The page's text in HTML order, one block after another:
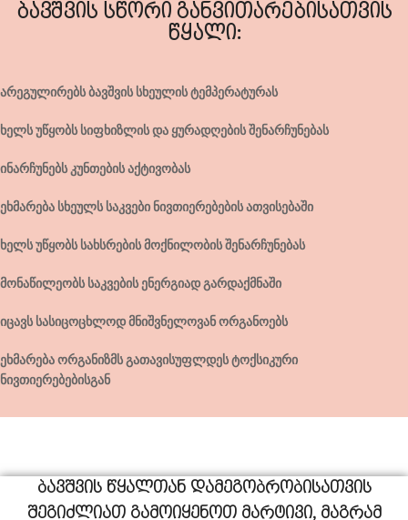
ბავშვის სწორი განვითარებისათვის
წყალი:
არეგულირებს ბავშვის სხეულის ტემპერატურას
ხელს უწყობს სიფხიზლის და ყურადღების შენარჩუნებას
ინარჩუნებს კუნთების აქტივობას
ეხმარება სხეულს საკვები ნივთიერებების ათვისებაში
ხელს უწყობს სახსრების მოქნილობის შენარჩუნებას
მონაწილეობს საკვების ენერგიად გარდაქმნაში
იცავს სასიცოცხლოდ მნიშვნელოვან ორგანოებს
ეხმარება ორგანიზმს გათავისუფლდეს ტოქსიკური
ნივთიერებებისგან
ბავშვის წყალთან დამეგობრობისათვის
შეგიძლიათ გამოიყენოთ მარტივი, მაგრამ